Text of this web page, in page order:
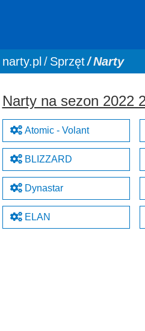
You are here:
narty.pl Sprzęt Narty
Narty na sezon 2022
Atomic - Volant
BLIZZARD
Dynastar
ELAN